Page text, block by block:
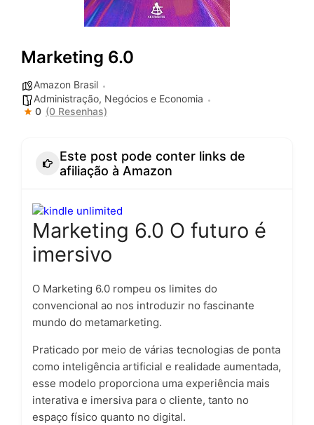
Marketing 6.0
Amazon Brasil
Administração, Negócios e Economia
0 (0 Resenhas)
Este post pode conter links de
afiliação à Amazon
Marketing 6.0 O futuro é
imersivo
O Marketing 6.0 rompeu os limites do
convencional ao nos introduzir no fascinante
mundo do metamarketing.
Praticado por meio de várias tecnologias de ponta
como inteligência artificial e realidade aumentada,
esse modelo proporciona uma experiência mais
interativa e imersiva para o cliente, tanto no
espaço físico quanto no digital.